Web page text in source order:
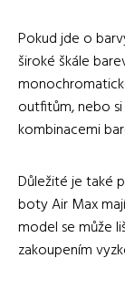
Pokud jde o
široké škále
outfitům, nebo
kombinacemi
Důležité je také
boty Air Max
model se může
zakoupením